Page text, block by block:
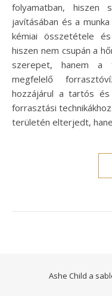
folyamatban, hiszen
javításában és a
kémiai összetétele
hiszen nem csupán a
szerepet, hanem a
megfelelő
hozzájárul a tartós
forrasztási
területén elterjedt,
Ashe Child a